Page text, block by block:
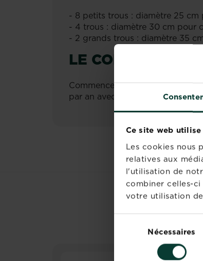
Ce site web
Les cookies nous
relatives aux
l'utilisation de
combiner celles-
votre utilisation
consentement
Nécessaires
- 8 petits trous : diamètre 25 cm
- 4 trous : diamètre 30 cm pour
- 2 grands trous : diamètre 35
LE CONSEIL LA
Commencer la fertilisation 4
par an avec un engrais classique.